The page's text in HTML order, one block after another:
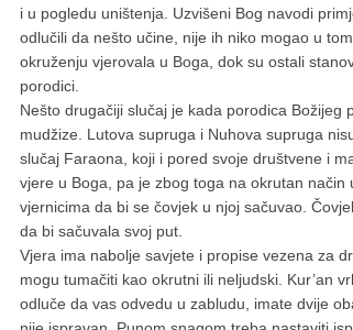
i u pogledu uništenja. Uzvišeni Bog navodi
odlučili da nešto učine, nije ih niko mogao u
okruženju vjerovala u Boga, dok su ostali
porodici.
Nešto drugačiji slučaj je kada porodica
mudžize. Lutova supruga i Nuhova supruga
slučaj Faraona, koji i pored svoje društvene i
vjere u Boga, pa je zbog toga na okrutan
vjernicima da bi se čovjek u njoj sačuvao.
da bi sačuvala svoj put.
Vjera ima nabolje savjete i propise vezena za
mogu tumačiti kao okrutni ili neljudski. Kur’an
odluče da vas odvedu u zabludu, imate dvije